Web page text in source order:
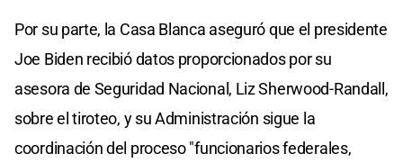
Por su parte, la Casa Blanca aseguró que el presidente
Joe Biden recibió datos proporcionados por su
asesora de Seguridad Nacional, Liz Sherwood-Randall,
sobre el tiroteo, y su Administración sigue la
coordinación del proceso "funcionarios federales,